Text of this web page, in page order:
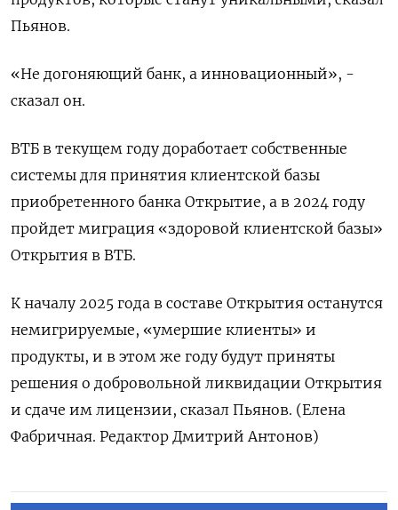
Пьянов.
«Не догоняющий банк, а инновационный», -
сказал он.
ВТБ в текущем году доработает собственные
системы для принятия клиентской базы
приобретенного банка Открытие, а в 2024 году
пройдет миграция «здоровой клиентской базы»
Открытия в ВТБ.
К началу 2025 года в составе Открытия останутся
немигрируемые, «умершие клиенты» и
продукты, и в этом же году будут приняты
решения о добровольной ликвидации Открытия
и сдаче им лицензии, сказал Пьянов. (Елена
Фабричная. Редактор Дмитрий Антонов)